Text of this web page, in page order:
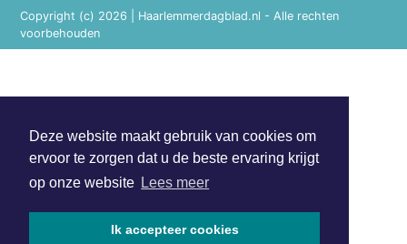
Deze website maakt gebruik van cookies om
ervoor te zorgen dat u de beste ervaring krijgt
op onze website Lees meer
Ik accepteer cookies
Copyright (c) 2026 | Haarlemmerdagblad.nl - Alle rechten
voorbehouden